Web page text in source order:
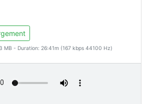
MB - Duration: 26:41m (167 kbps 44100 Hz)